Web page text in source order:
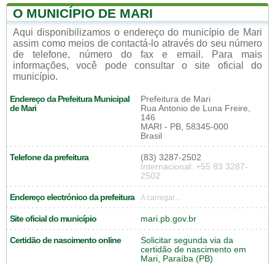
O MUNICÍPIO DE MARI
Aqui disponibilizamos o endereço do município de Mari
assim como meios de contactá-lo através do seu número
de telefone, número do fax e email. Para mais
informações, você pode consultar o site oficial do
município.
Endereço da Prefeitura Municipal
de Mari
Prefeitura de Mari
Rua Antonio de Luna Freire,
146
MARI - PB, 58345-000
Brasil
Telefone da prefeitura
(83) 3287-2502
Internacional: +55 83 3287-
2502
Endereço electrónico da prefeitura A carregar...
Site oficial do município mari.pb.gov.br
Certidão de nascimento online
Solicitar segunda via da
certidão de nascimento em
Mari, Paraíba (PB)